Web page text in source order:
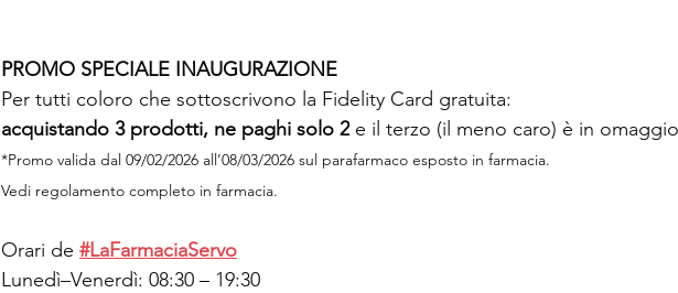
PROMO SPECIALE INAUGURAZIONE
Per tutti coloro che sottoscrivono la Fidelity Card gratuita:
acquistando 3 prodotti, ne paghi solo 2 e il terzo (il meno caro) è in
*Promo valida dal 09/02/2026 all’08/03/2026 sul parafarmaco esposto in farmacia.
Vedi regolamento completo in farmacia.
Orari de #LaFarmaciaServo
Lunedì–Venerdì: 08:30 – 19:30